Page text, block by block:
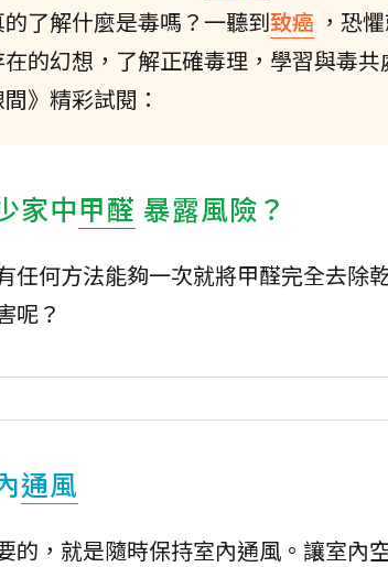
了解什麼是毒嗎？一聽到致癌 ，恐
的幻想，了解正確毒理，學習與毒
》精彩試閱：
家中甲醛 暴露風險？
任何方法能夠一次就將甲醛完全去除
呢？
通風
的，就是隨時保持室內通風。讓室內